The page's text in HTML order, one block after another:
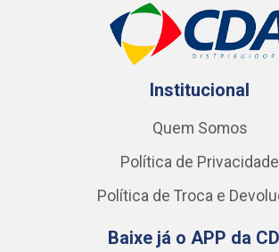
Institucional
Quem Somos
Política de Privacidade
Política de Troca e
Baixe já o APP da